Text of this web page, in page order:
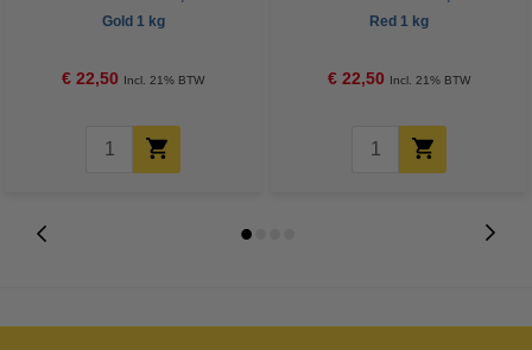
Gold 1 kg
€ 22,50 Incl. 21% BTW
Red 1 kg
€ 22,50 Incl. 21% BTW